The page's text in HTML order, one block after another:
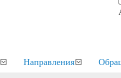
Направления